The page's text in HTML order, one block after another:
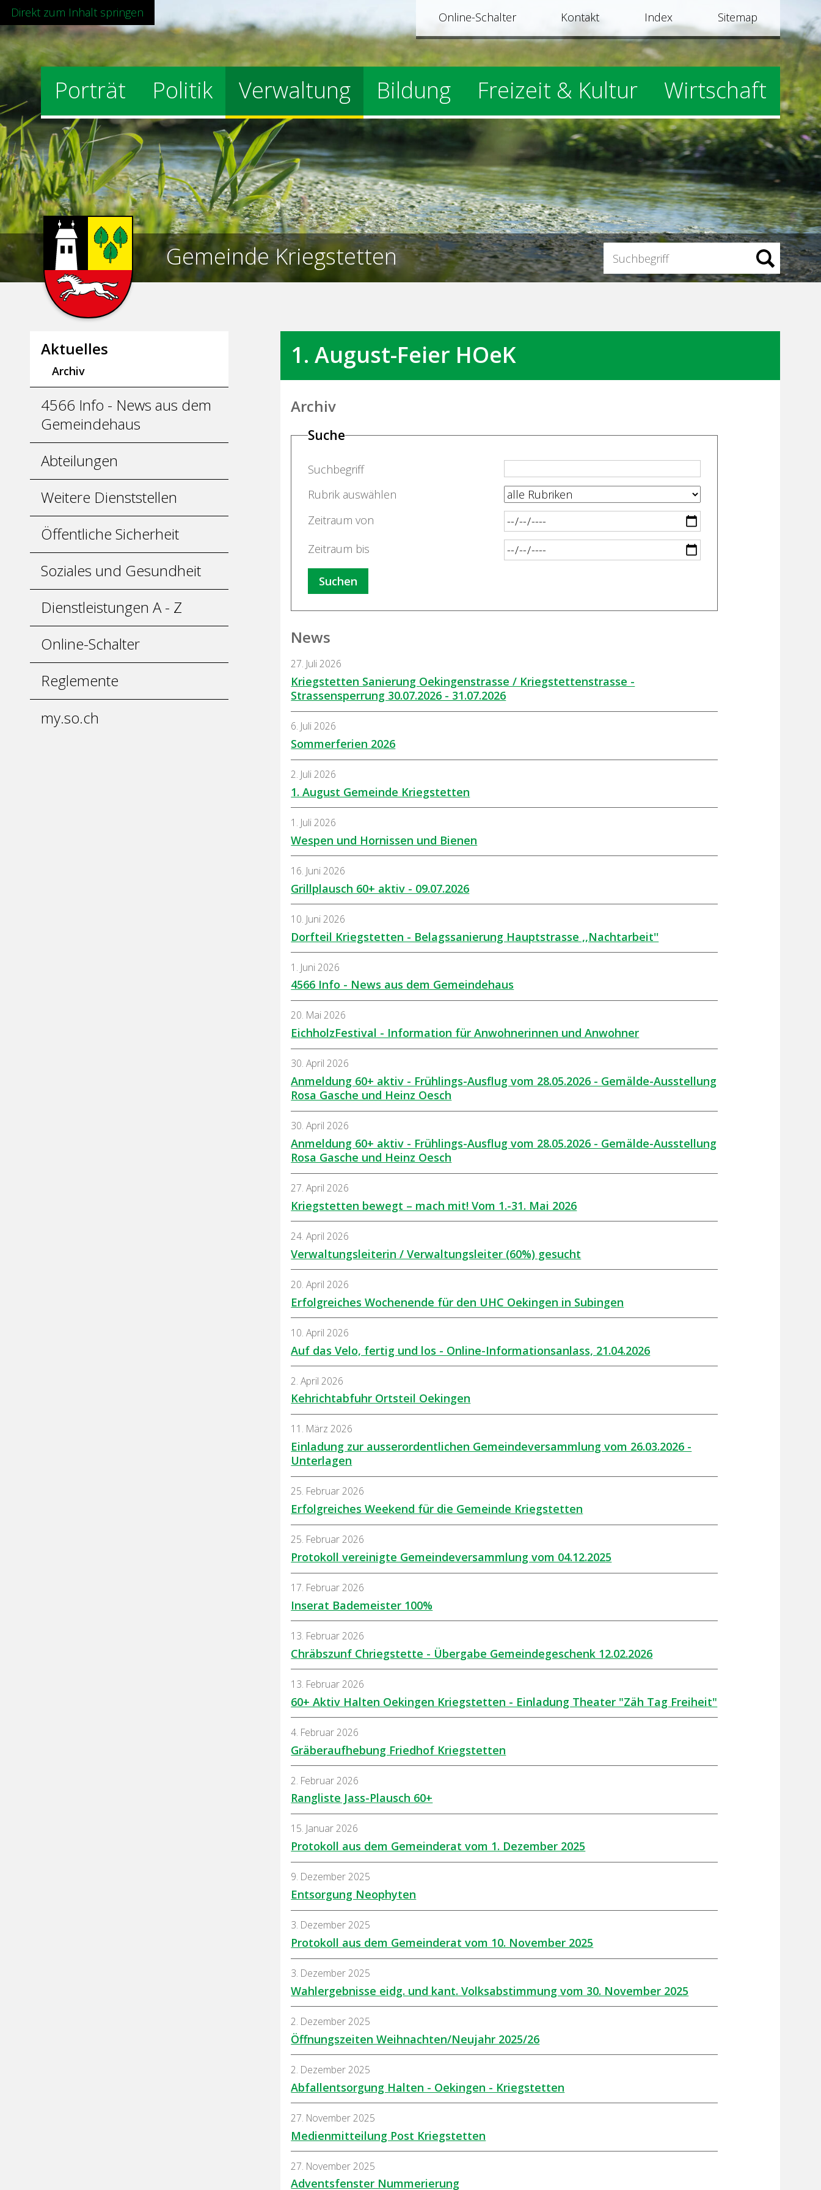
Direkt zum Inhalt springen Online-Schalter Kontakt Index Sitemap
Porträt Politik Verwaltung Bildung Freizeit & Kultur Wirtschaft
GemeindeKriegstetten Suchbegriff
Unternavigation
Aktuelles
Archiv
4566 Info - News aus dem
Gemeindehaus
Abteilungen
Weitere Dienststellen
Öffentliche Sicherheit
Soziales und Gesundheit
Dienstleistungen A - Z
Online-Schalter
Reglemente
my.so.ch
1. August-Feier HOeK
Archiv
Suche
Suchbegriff
Rubrik auswählen
Zeitraum von
Zeitraum bis
Suchen
News
Kriegstetten Sanierung Oekingenstrasse / Kriegstettenstrasse -
Strassensperrung 30.07.2026 - 31.07.2026
27. Juli 2026
Sommerferien 2026
6. Juli 2026
1. August Gemeinde Kriegstetten
2. Juli 2026
Wespen und Hornissen und Bienen
1. Juli 2026
Grillplausch 60+ aktiv - 09.07.2026
16. Juni 2026
Dorfteil Kriegstetten - Belagssanierung Hauptstrasse ,,Nachtarbeit''
10. Juni 2026
4566 Info - News aus dem Gemeindehaus
1. Juni 2026
EichholzFestival - Information für Anwohnerinnen und Anwohner
20. Mai 2026
Anmeldung 60+ aktiv - Frühlings-Ausflug vom 28.05.2026 - Gemälde-Ausstellung
Rosa Gasche und Heinz Oesch
30. April 2026
Anmeldung 60+ aktiv - Frühlings-Ausflug vom 28.05.2026 - Gemälde-Ausstellung
Rosa Gasche und Heinz Oesch
30. April 2026
Kriegstetten bewegt – mach mit! Vom 1.-31. Mai 2026
27. April 2026
Verwaltungsleiterin / Verwaltungsleiter (60%) gesucht
24. April 2026
Erfolgreiches Wochenende für den UHC Oekingen in Subingen
20. April 2026
Auf das Velo, fertig und los - Online-Informationsanlass, 21.04.2026
10. April 2026
Kehrichtabfuhr Ortsteil Oekingen
2. April 2026
Einladung zur ausserordentlichen Gemeindeversammlung vom 26.03.2026 -
Unterlagen
11. März 2026
Erfolgreiches Weekend für die Gemeinde Kriegstetten
25. Februar 2026
Protokoll vereinigte Gemeindeversammlung vom 04.12.2025
25. Februar 2026
Inserat Bademeister 100%
17. Februar 2026
Chräbszunf Chriegstette - Übergabe Gemeindegeschenk 12.02.2026
13. Februar 2026
60+ Aktiv Halten Oekingen Kriegstetten - Einladung Theater "Zäh Tag Freiheit"
13. Februar 2026
Gräberaufhebung Friedhof Kriegstetten
4. Februar 2026
Rangliste Jass-Plausch 60+
2. Februar 2026
Protokoll aus dem Gemeinderat vom 1. Dezember 2025
15. Januar 2026
Entsorgung Neophyten
9. Dezember 2025
Protokoll aus dem Gemeinderat vom 10. November 2025
3. Dezember 2025
Wahlergebnisse eidg. und kant. Volksabstimmung vom 30. November 2025
3. Dezember 2025
Öffnungszeiten Weihnachten/Neujahr 2025/26
2. Dezember 2025
Abfallentsorgung Halten - Oekingen - Kriegstetten
2. Dezember 2025
Medienmitteilung Post Kriegstetten
27. November 2025
Adventsfenster Nummerierung
27. November 2025